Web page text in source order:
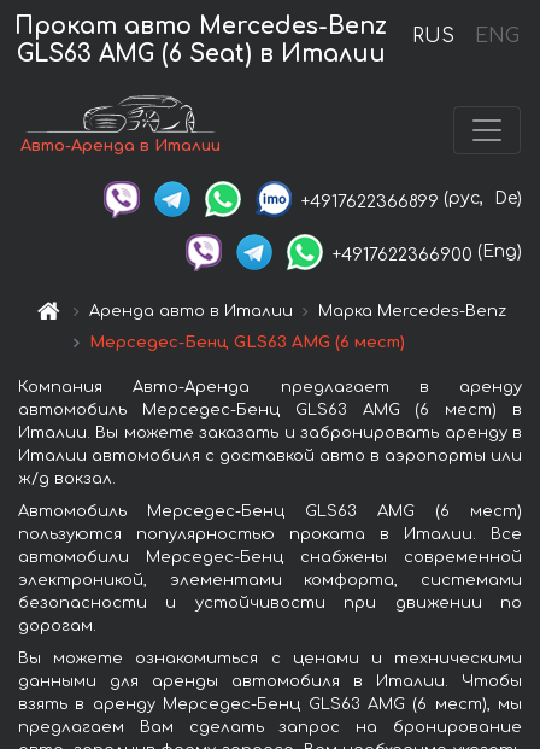
RUS ENG
Прокат авто Mercedes-Benz
GLS63 AMG (6 Seat) в Италии
Авто-Аренда в Италии
+4917622366899 (рус, De)
+4917622366900 (Eng)
Аренда авто в Италии
Марка Mercedes-Benz
Мерседес-Бенц GLS63 AMG (6 мест)
Компания Авто-Аренда предлагает в аренду
автомобиль Мерседес-Бенц GLS63 AMG (6 мест) в
Италии. Вы можете заказать и забронировать аренду в
Италии автомобиля с доставкой авто в аэропорты или
ж/д вокзал.
Автомобиль Мерседес-Бенц GLS63 AMG (6 мест)
пользуются популярностью проката в Италии. Все
автомобили Мерседес-Бенц снабжены современной
электроникой, элементами комфорта, системами
безопасности и устойчивости при движении по
дорогам.
Вы можете ознакомиться с ценами и техническими
данными для аренды автомобиля в Италии. Чтобы
взять в аренду Мерседес-Бенц GLS63 AMG (6 мест), мы
предлагаем Вам сделать запрос на бронирование